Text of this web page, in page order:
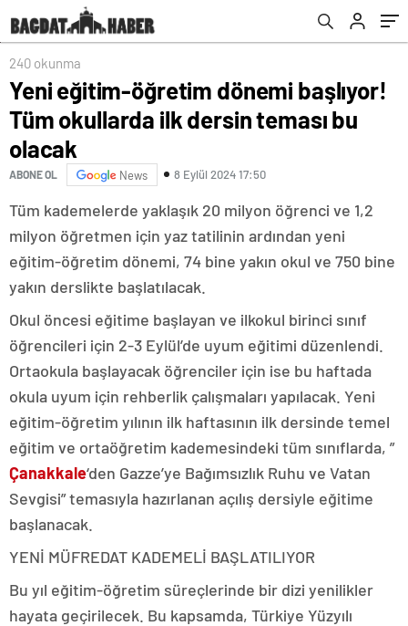
240 okunma
Yeni eğitim-öğretim dönemi başlıyor!
Tüm okullarda ilk dersin teması bu
olacak
ABONE OL News 8 Eylül 2024 17:50
Tüm kademelerde yaklaşık 20 milyon öğrenci ve 1,2
milyon öğretmen için yaz tatilinin ardından yeni
eğitim-öğretim dönemi, 74 bine yakın okul ve 750 bine
yakın derslikte başlatılacak.
Okul öncesi eğitime başlayan ve ilkokul birinci sınıf
öğrencileri için 2-3 Eylül’de uyum eğitimi düzenlendi.
Ortaokula başlayacak öğrenciler için ise bu haftada
okula uyum için rehberlik çalışmaları yapılacak. Yeni
eğitim-öğretim yılının ilk haftasının ilk dersinde temel
eğitim ve ortaöğretim kademesindeki tüm sınıflarda, ”
Çanakkale‘den Gazze’ye Bağımsızlık Ruhu ve Vatan
Sevgisi” temasıyla hazırlanan açılış dersiyle eğitime
başlanacak.
YENİ MÜFREDAT KADEMELİ BAŞLATILIYOR
Bu yıl eğitim-öğretim süreçlerinde bir dizi yenilikler
hayata geçirilecek. Bu kapsamda, Türkiye Yüzyılı